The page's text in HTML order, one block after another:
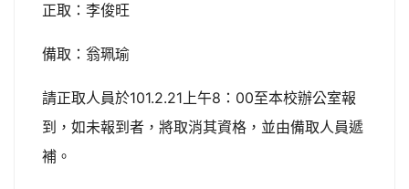
正取：李俊旺
備取：翁珮瑜
請正取人員於101.2.21上午8：00至本校辦公室報
到，如未報到者，將取消其資格，並由備取人員遞
補。